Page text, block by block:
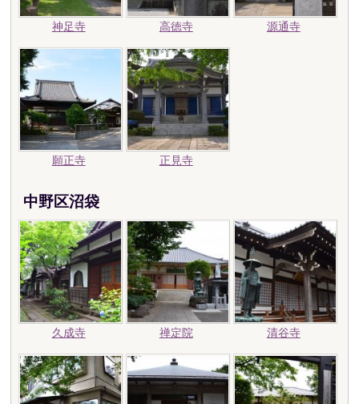
神足寺 高徳寺 源通寺
願正寺 正見寺
中野区沼袋
久成寺 禅定院 清谷寺